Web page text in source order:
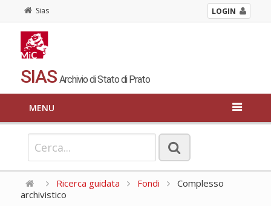
Sias LOGIN
SIAS Archivio di Stato di Prato
MENU
Ricerca guidata Fondi
Complesso
archivistico